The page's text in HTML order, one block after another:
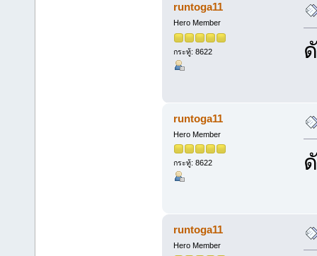
runtoga11
Hero Member
กระทู้: 8622
runtoga11
Hero Member
กระทู้: 8622
runtoga11
Hero Member